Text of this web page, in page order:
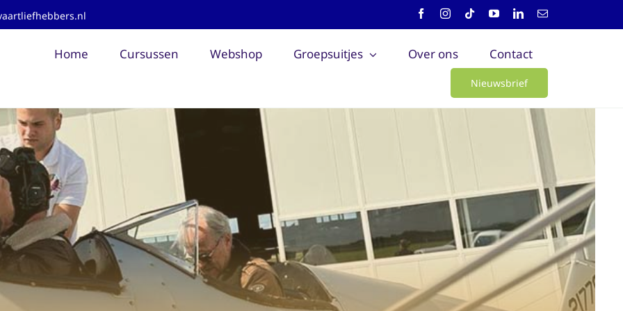
Home Cursussen Webshop Groepsuitjes Over ons Contact
Nieuwsbrief